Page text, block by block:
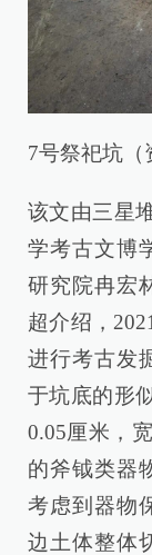
7号祭祀坑（
该文由三星
学考古文博
研究院冉宏
超介绍，
进行考古发
于坑底的形
0.05厘米，
的斧钺类器
考虑到器物
边土体整体